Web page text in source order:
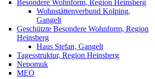
Besondere Wohnform, Region Heinsberg
Wohnstättenverbund Kolping,
Gangelt
Geschützte Besondere Wohnform, Region
Heinsberg
Haus Stefan, Gangelt
Tagesstruktur, Region Heinsberg
Nepomuk
MEO